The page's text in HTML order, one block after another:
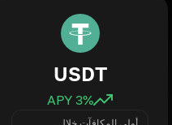
USDT
3% APY